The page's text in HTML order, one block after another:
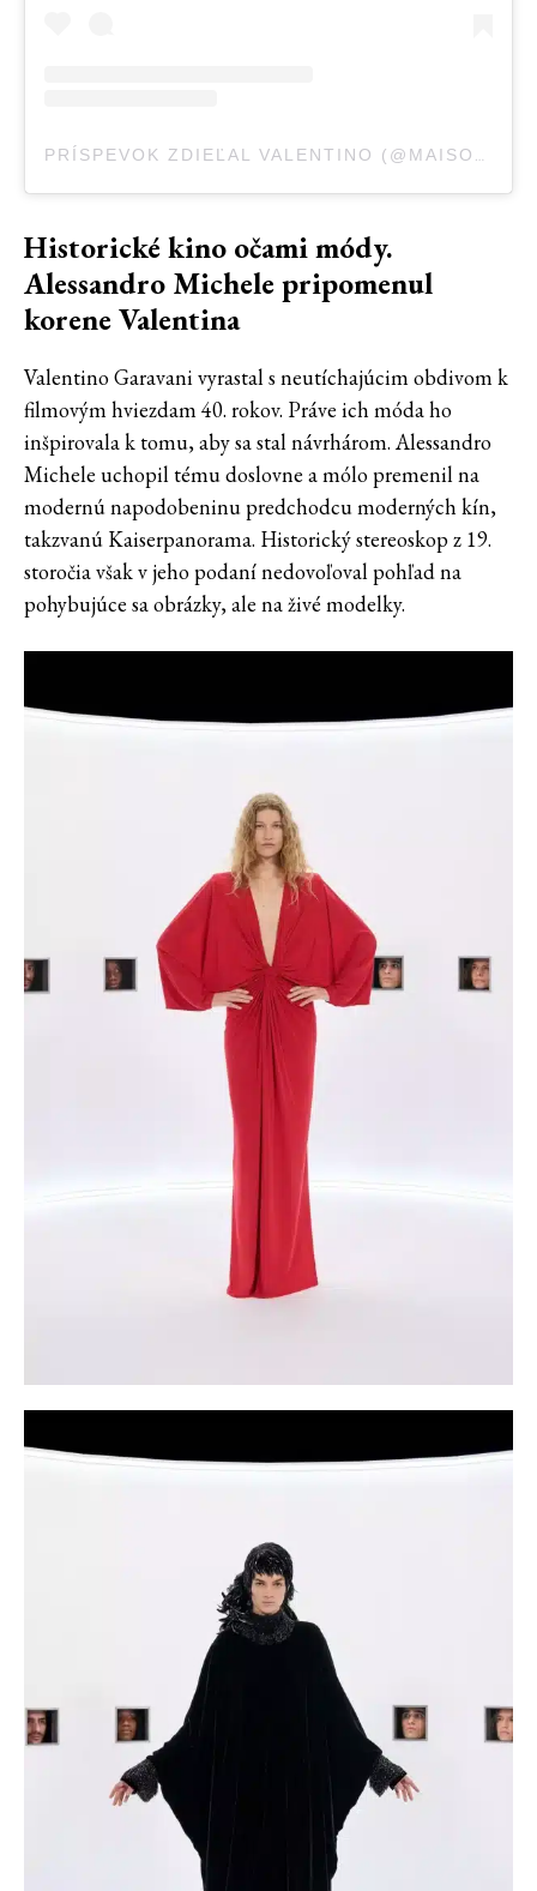
PRÍSPEVOK ZDIEĽAL VALENTINO (@MAISONVALENTINO)
Historické kino očami módy.
Alessandro Michele pripomenul
korene Valentina
Valentino Garavani vyrastal s neutíchajúcim obdivom k
filmovým hviezdam 40. rokov. Práve ich móda ho
inšpirovala k tomu, aby sa stal návrhárom. Alessandro
Michele uchopil tému doslovne a mólo premenil na
modernú napodobeninu predchodcu moderných kín,
takzvanú Kaiserpanorama. Historický stereoskop z 19.
storočia však v jeho podaní nedovoľoval pohľad na
pohybujúce sa obrázky, ale na živé modelky.